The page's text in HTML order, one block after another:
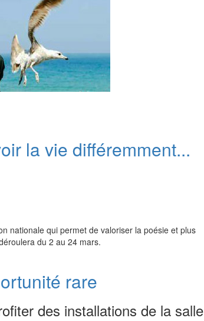
la vie différemment...
nationale qui permet de valoriser la poésie et plus
du 2 au 24 mars.
rare
des installations de la salle